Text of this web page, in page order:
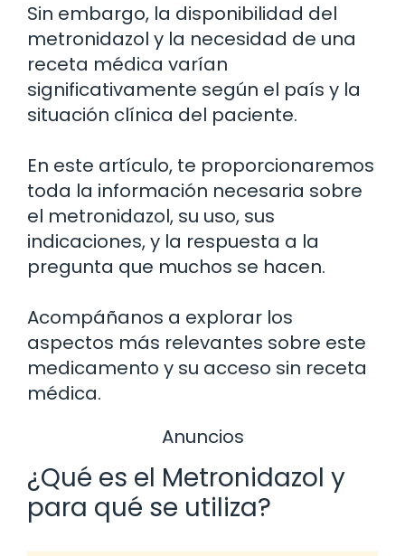
Sin embargo, la disponibilidad del
metronidazol y la necesidad de una
receta médica varían
significativamente según el país y la
situación clínica del paciente.
En este artículo, te proporcionaremos
toda la información necesaria sobre
el metronidazol, su uso, sus
indicaciones, y la respuesta a la
pregunta que muchos se hacen.
Acompáñanos a explorar los
aspectos más relevantes sobre este
medicamento y su acceso sin receta
médica.
Anuncios
¿Qué es el Metronidazol y
para qué se utiliza?